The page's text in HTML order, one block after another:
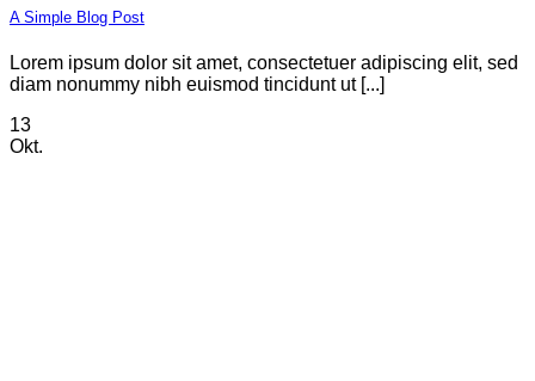
A Simple Blog Post
Lorem ipsum dolor sit amet, consectetuer adipiscing elit, sed
diam nonummy nibh euismod tincidunt ut [...]
13
Okt.